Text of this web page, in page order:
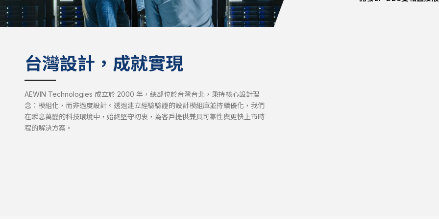
台灣設計，成就實現
AEWIN Technologies 成立於 2000 年，總部位於台灣台北，秉持核心設計理
念：模組化，而非過度設計。透過建立經驗驗證的設計模組庫並持續優化，我們
在瞬息萬變的科技環境中，始終堅守初衷，為客戶提供兼具可靠性與更快上市時
程的解決方案。